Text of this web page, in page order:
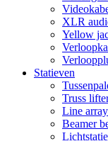
XLR
Yellow
Statieven
Truss
Line
Beamer